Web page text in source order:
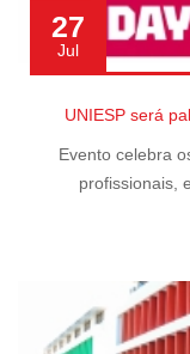
27
Jul
UNIESP será
Evento celebra
profissionais,